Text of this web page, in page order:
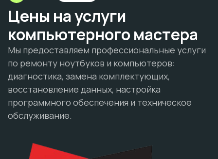
Цены на услуги
компьютерного мастера
Мы предоставляем профессиональные услуги
по ремонту ноутбуков и компьютеров:
диагностика, замена комплектующих,
восстановление данных, настройка
программного обеспечения и техническое
обслуживание.